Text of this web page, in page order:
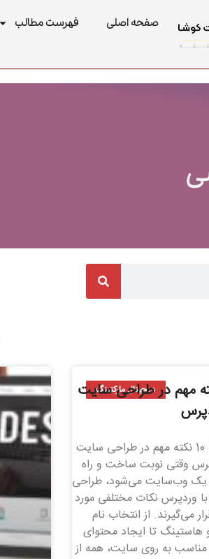
صفحه اصلی فهرست مطالب
دیجیتال مارکتینگ
مهم در طراحی سایت
[ad_1] 10 نکته مهم در طراحی سایت
وقتی نوبت ساخت و راه
یک وب‌سایت می‌شود، طراحی
وردپرس نکات مختلفی مورد
می‌گیرند. از انتخاب نام
هاستینگ تا ایجاد محتوای
مناسب به روی سایت، همه از